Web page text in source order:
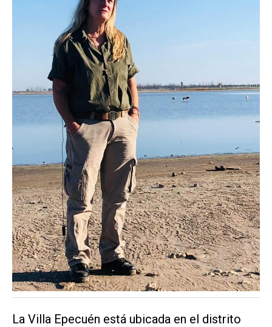
La Villa Epecuén está ubicada en el distrito